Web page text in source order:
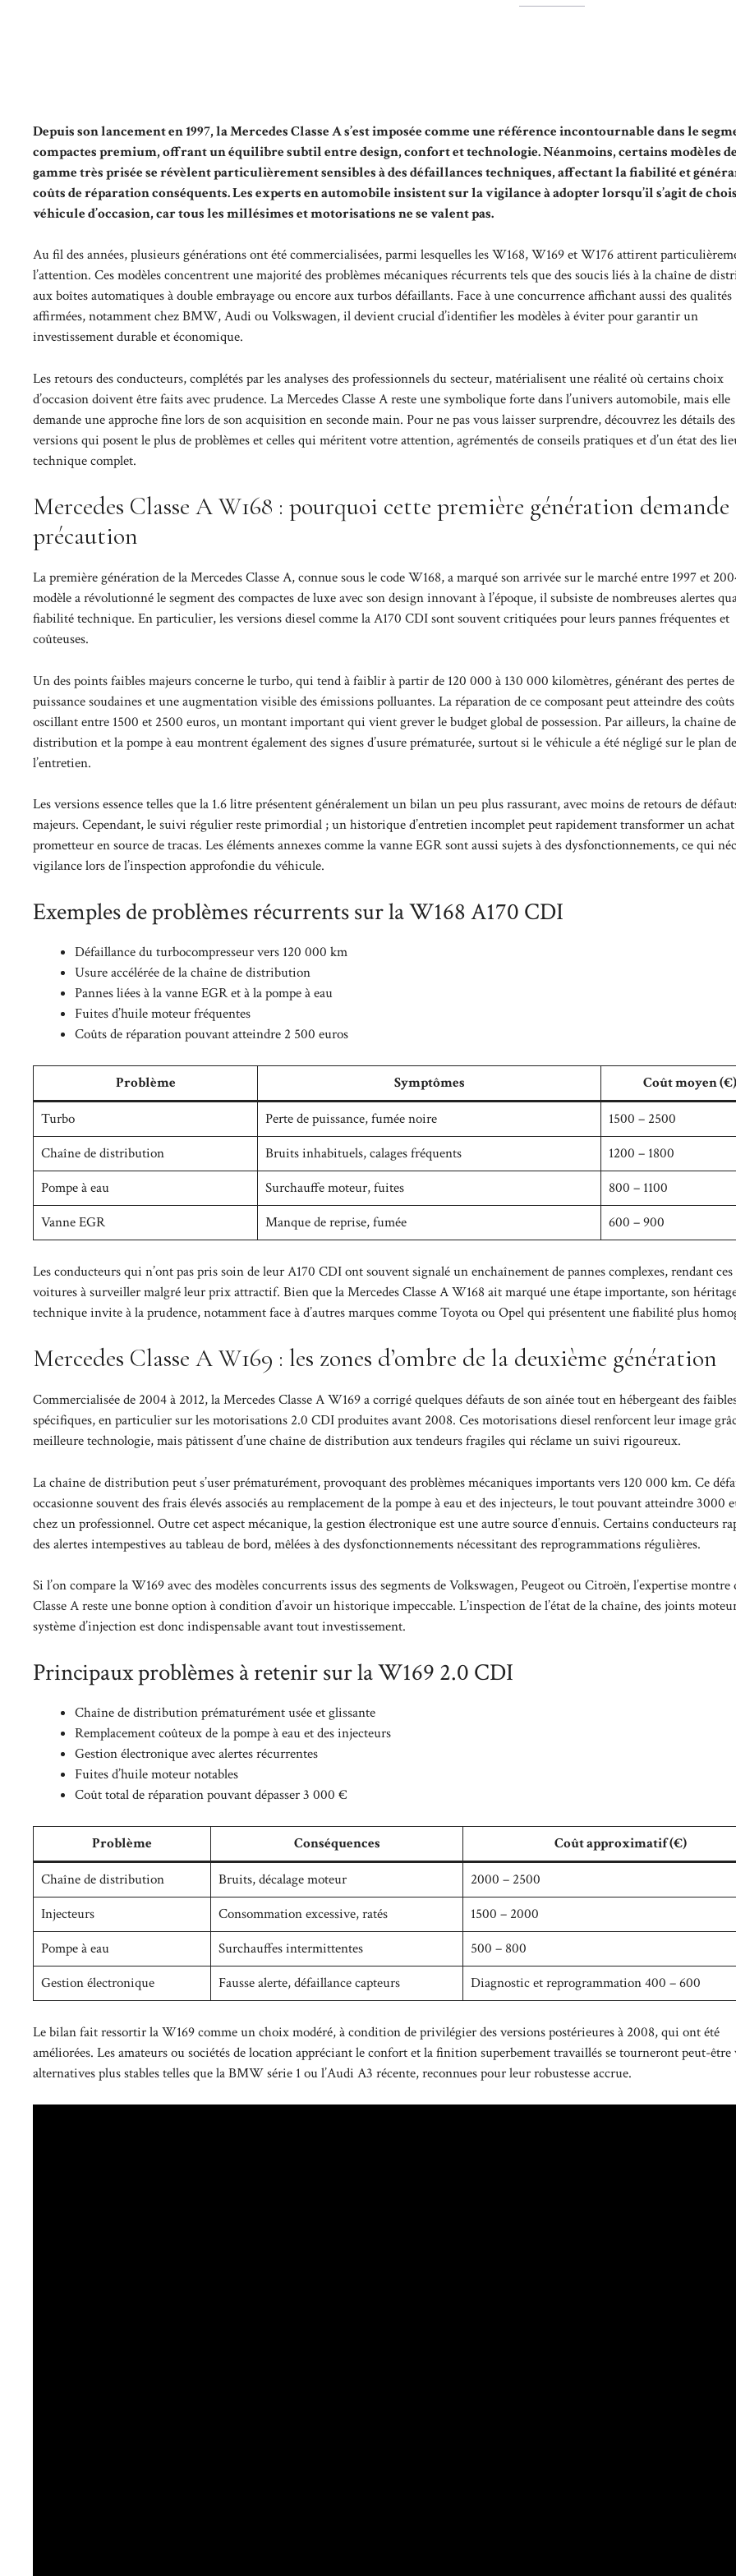
Depuis son lancement en 1997, la Mercedes Classe A s’est imposée comme une référence incontournable dans le
compactes premium, offrant un équilibre subtil entre design, confort et technologie. Néanmoins, certains modèles
gamme très prisée se révèlent particulièrement sensibles à des défaillances techniques, affectant la fiabilité et
coûts de réparation conséquents. Les experts en automobile insistent sur la vigilance à adopter lorsqu’il s’agit de
véhicule d’occasion, car tous les millésimes et motorisations ne se valent pas.
Au fil des années, plusieurs générations ont été commercialisées, parmi lesquelles les W168, W169 et W176 attirent
l’attention. Ces modèles concentrent une majorité des problèmes mécaniques récurrents tels que des soucis liés à la chaîne de
aux boîtes automatiques à double embrayage ou encore aux turbos défaillants. Face à une concurrence affichant aussi des qualités
affirmées, notamment chez BMW, Audi ou Volkswagen, il devient crucial d’identifier les modèles à éviter pour garantir un
investissement durable et économique.
Les retours des conducteurs, complétés par les analyses des professionnels du secteur, matérialisent une réalité où certains choix
d’occasion doivent être faits avec prudence. La Mercedes Classe A reste une symbolique forte dans l’univers automobile, mais elle
demande une approche fine lors de son acquisition en seconde main. Pour ne pas vous laisser surprendre, découvrez les détails des
versions qui posent le plus de problèmes et celles qui méritent votre attention, agrémentés de conseils pratiques et d’un état des
technique complet.
Mercedes Classe A W168 : pourquoi cette première génération demande
précaution
La première génération de la Mercedes Classe A, connue sous le code W168, a marqué son arrivée sur le marché entre 1997 et
modèle a révolutionné le segment des compactes de luxe avec son design innovant à l’époque, il subsiste de nombreuses alertes
fiabilité technique. En particulier, les versions diesel comme la A170 CDI sont souvent critiquées pour leurs pannes fréquentes et
coûteuses.
Un des points faibles majeurs concerne le turbo, qui tend à faiblir à partir de 120 000 à 130 000 kilomètres, générant des pertes de
puissance soudaines et une augmentation visible des émissions polluantes. La réparation de ce composant peut atteindre des coûts
oscillant entre 1500 et 2500 euros, un montant important qui vient grever le budget global de possession. Par ailleurs, la chaîne de
distribution et la pompe à eau montrent également des signes d’usure prématurée, surtout si le véhicule a été négligé sur le plan de
l’entretien.
Les versions essence telles que la 1.6 litre présentent généralement un bilan un peu plus rassurant, avec moins de retours de
majeurs. Cependant, le suivi régulier reste primordial ; un historique d’entretien incomplet peut rapidement transformer un achat
prometteur en source de tracas. Les éléments annexes comme la vanne EGR sont aussi sujets à des dysfonctionnements, ce qui
vigilance lors de l’inspection approfondie du véhicule.
Exemples de problèmes récurrents sur la W168 A170 CDI
Défaillance du turbocompresseur vers 120 000 km
Usure accélérée de la chaîne de distribution
Pannes liées à la vanne EGR et à la pompe à eau
Fuites d’huile moteur fréquentes
Coûts de réparation pouvant atteindre 2 500 euros
Problème Symptômes
Coût moyen (€)
Turbo
Perte de puissance, fumée noire
1500 – 2500
Chaîne de distribution
Bruits inhabituels, calages fréquents
1200 – 1800
Pompe à eau
Surchauffe moteur, fuites
800 – 1100
Vanne EGR
Manque de reprise, fumée 600 – 900
Les conducteurs qui n’ont pas pris soin de leur A170 CDI ont souvent signalé un enchaînement de pannes complexes, rendant ces
voitures à surveiller malgré leur prix attractif. Bien que la Mercedes Classe A W168 ait marqué une étape importante, son
technique invite à la prudence, notamment face à d’autres marques comme Toyota ou Opel qui présentent une fiabilité plus
Mercedes Classe A W169 : les zones d’ombre de la deuxième génération
Commercialisée de 2004 à 2012, la Mercedes Classe A W169 a corrigé quelques défauts de son aînée tout en hébergeant des
spécifiques, en particulier sur les motorisations 2.0 CDI produites avant 2008. Ces motorisations diesel renforcent leur image
meilleure technologie, mais pâtissent d’une chaîne de distribution aux tendeurs fragiles qui réclame un suivi rigoureux.
La chaîne de distribution peut s’user prématurément, provoquant des problèmes mécaniques importants vers 120 000 km. Ce
occasionne souvent des frais élevés associés au remplacement de la pompe à eau et des injecteurs, le tout pouvant atteindre 3000
chez un professionnel. Outre cet aspect mécanique, la gestion électronique est une autre source d’ennuis. Certains conducteurs
des alertes intempestives au tableau de bord, mêlées à des dysfonctionnements nécessitant des reprogrammations régulières.
Si l’on compare la W169 avec des modèles concurrents issus des segments de Volkswagen, Peugeot ou Citroën, l’expertise montre
Classe A reste une bonne option à condition d’avoir un historique impeccable. L’inspection de l’état de la chaîne, des joints
système d’injection est donc indispensable avant tout investissement.
Principaux problèmes à retenir sur la W169 2.0 CDI
Chaîne de distribution prématurément usée et glissante
Remplacement coûteux de la pompe à eau et des injecteurs
Gestion électronique avec alertes récurrentes
Fuites d’huile moteur notables
Coût total de réparation pouvant dépasser 3 000 €
Problème Conséquences
Coût approximatif (€)
Chaîne de distribution
Bruits, décalage moteur
2000 – 2500
Injecteurs
Consommation excessive, ratés
1500 – 2000
Pompe à eau
Surchauffes intermittentes
500 – 800
Gestion électronique
Fausse alerte, défaillance capteurs Diagnostic et reprogrammation 400 – 600
Le bilan fait ressortir la W169 comme un choix modéré, à condition de privilégier des versions postérieures à 2008, qui ont été
améliorées. Les amateurs ou sociétés de location appréciant le confort et la finition superbement travaillés se tourneront peut-être
alternatives plus stables telles que la BMW série 1 ou l’Audi A3 récente, reconnues pour leur robustesse accrue.